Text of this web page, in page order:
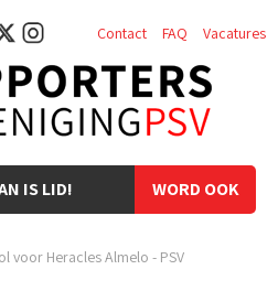
WORD OOK
IS LID!
Contact FAQ Vacatures
voor Heracles Almelo - PSV